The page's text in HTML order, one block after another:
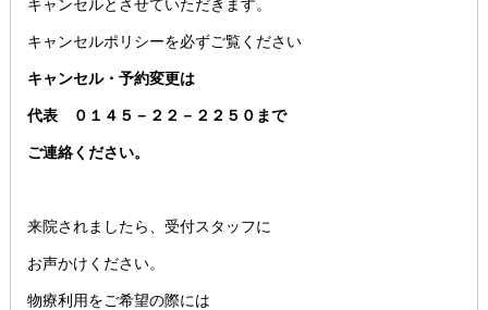
キャンセルとさせていただきます。
キャンセルポリシーを必ずご覧ください
キャンセル・予約変更は
代表 ０１４５－２２－２２５０まで
ご連絡ください。
来院されましたら、受付スタッフに
お声かけください。
物療利用をご希望の際には